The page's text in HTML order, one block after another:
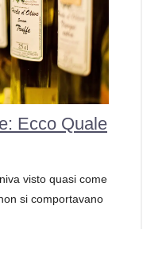
Ecco Quale
visto quasi come
si comportavano